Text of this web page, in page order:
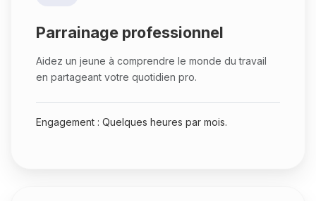
Parrainage professionnel
Aidez un jeune à comprendre le monde du travail
en partageant votre quotidien pro.
Engagement : Quelques heures par mois.